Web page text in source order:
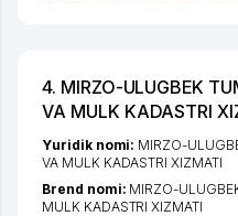
4. MIRZO-ULUGBEK
VA MULK KADASTRI
Yuridik nomi: MIRZO-
VA MULK KADASTRI XIZMATI
Brend nomi: MIRZO-
MULK KADASTRI XIZMATI